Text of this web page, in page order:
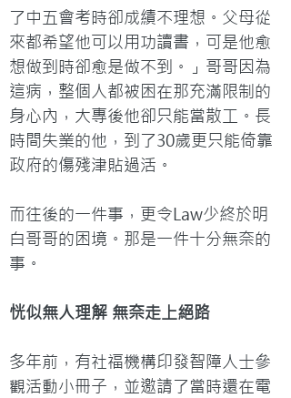
了中五會考時卻成績不理想。父母從
來都希望他可以用功讀書，可是他愈
想做到時卻愈是做不到。」哥哥因為
這病，整個人都被困在那充滿限制的
身心內，大專後他卻只能當散工。長
時間失業的他，到了30歲更只能倚靠
政府的傷殘津貼過活。
而往後的一件事，更令Law少終於明
白哥哥的困境。那是一件十分無奈的
事。
恍似無人理解 無奈走上絕路
多年前，有社福機構印發智障人士參
觀活動小冊子，並邀請了當時還在電